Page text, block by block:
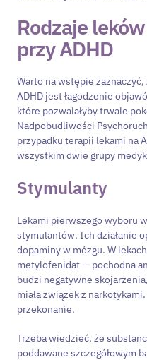
Rodzaje
przy ADHD
Warto na wstępie
ADHD jest łagodzenie
które pozwalałyby trwale
Nadpobudliwości
przypadku terapii lekami na
wszystkim dwie grupy
Stymulanty
Lekami pierwszego wyboru
stymulantów. Ich działanie
dopaminy w mózgu. W
metylofenidat — pochodna
budzi negatywne
miała związek z
przekonanie.
Trzeba wiedzieć, że
poddawane szczegółowym